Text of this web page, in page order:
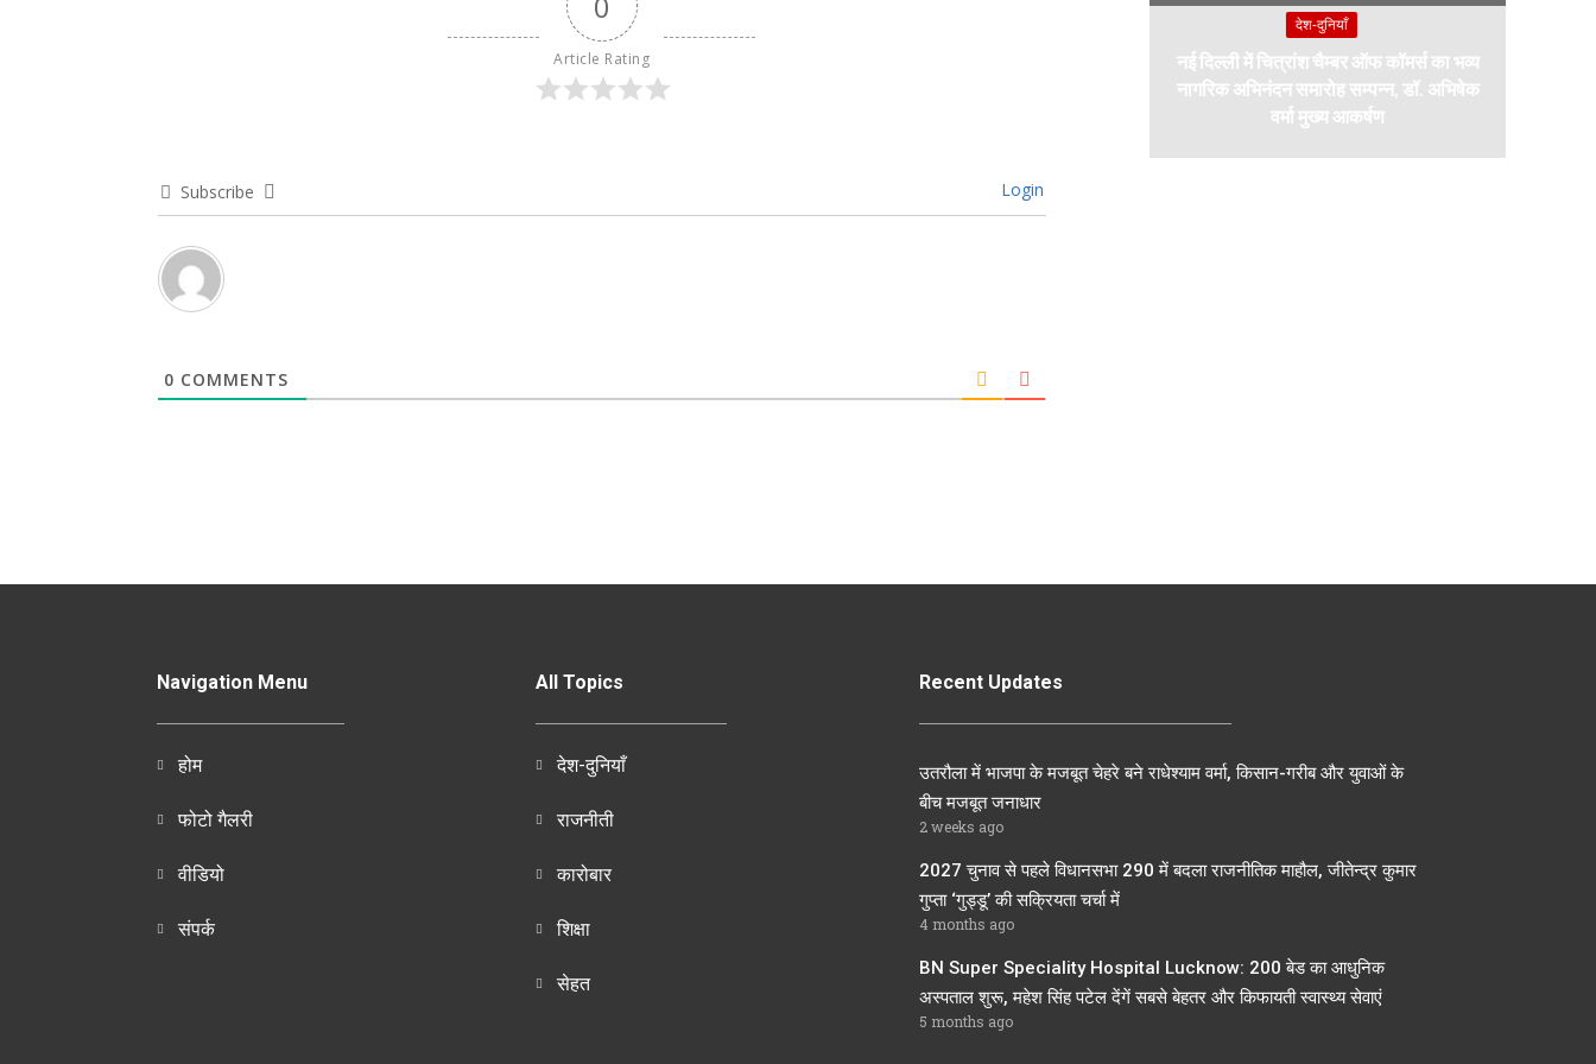
Article Rating
Subscribe Login
0 COMMENTS
देश-दुनियाँ
नई दिल्ली में चित्रांश चैम्बर ऑफ कॉमर्स का भव्य
नागरिक अभिनंदन समारोह सम्पन्न, डॉ. अभिषेक
वर्मा मुख्य आकर्षण
Navigation Menu
होम
फोटो गैलरी
वीडियो
संपर्क
All Topics
देश-दुनियाँ
राजनीती
कारोबार
शिक्षा
सेहत
Recent Updates
उतरौला में भाजपा के मजबूत चेहरे बने राधेश्याम वर्मा, किसान-गरीब और युवाओं के
बीच मजबूत जनाधार
2 weeks ago
2027 चुनाव से पहले विधानसभा 290 में बदला राजनीतिक माहौल, जीतेन्द्र कुमार
गुप्ता ‘गुड्डू’ की सक्रियता चर्चा में
4 months ago
BN Super Speciality Hospital Lucknow: 200 बेड का आधुनिक
अस्पताल शुरू, महेश सिंह पटेल देंगें सबसे बेहतर और किफायती स्वास्थ्य सेवाएं
5 months ago